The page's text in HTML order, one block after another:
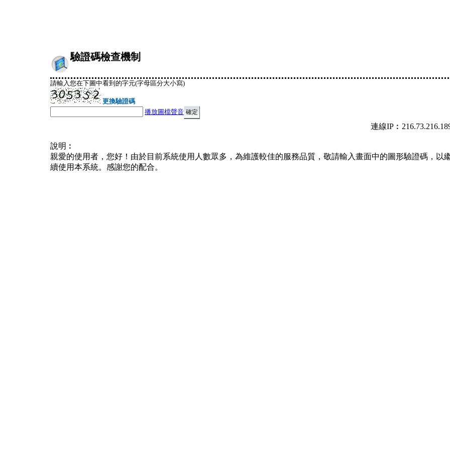
驗證碼檢查機制
請輸入您在下圖中看到的字元(字母區分大小寫)
更換驗證碼
播放圖檔聲音
連線
說明︰
親愛的使用者，您好！由於目前系統使用人數眾多，為維護較佳的服務品質，敬請輸入畫面中的圖形驗證碼，以
續使用本系統。感謝您的配合。